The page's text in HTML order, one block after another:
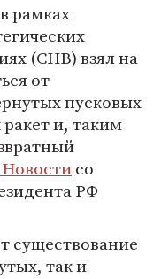
рамках
(СНВ) взял на
от
пусковых
и, таким
со
РФ
существование
так и